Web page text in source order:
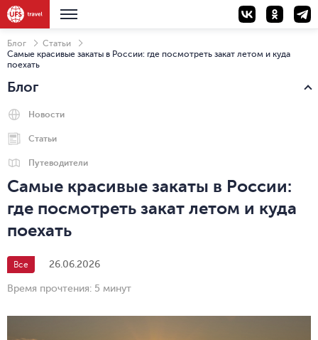
Блог
Статьи
Самые красивые закаты в России: где посмотреть закат летом и куда
поехать
Блог
Новости
Статьи
Путеводители
Самые красивые закаты в России:
где посмотреть закат летом и куда
поехать
Все 26.06.2026
Время прочтения: 5 минут